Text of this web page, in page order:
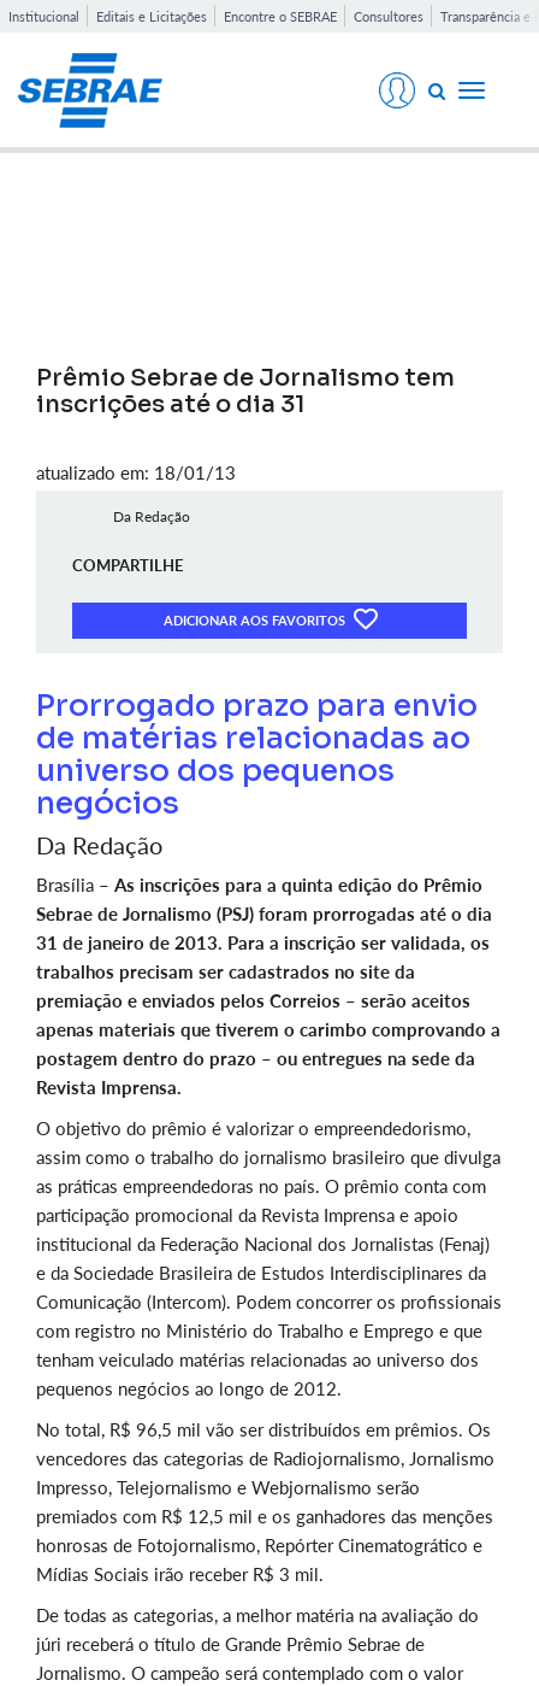
Institucional Editais e Licitações Encontre o SEBRAE Consultores Transparência e
Toggle
Prêmio Sebrae de Jornalismo tem
inscrições até o dia 31
atualizado em: 18/01/13
Da Redação
COMPARTILHE
ADICIONAR AOS FAVORITOS
Prorrogado prazo para envio
de matérias relacionadas ao
universo dos pequenos
negócios
Da Redação
Brasília – As inscrições para a quinta edição do Prêmio
Sebrae de Jornalismo (PSJ) foram prorrogadas até o dia
31 de janeiro de 2013. Para a inscrição ser validada, os
trabalhos precisam ser cadastrados no site da
premiação e enviados pelos Correios – serão aceitos
apenas materiais que tiverem o carimbo comprovando a
postagem dentro do prazo – ou entregues na sede da
Revista Imprensa.
O objetivo do prêmio é valorizar o empreendedorismo,
assim como o trabalho do jornalismo brasileiro que divulga
as práticas empreendedoras no país. O prêmio conta com
participação promocional da Revista Imprensa e apoio
institucional da Federação Nacional dos Jornalistas (Fenaj)
e da Sociedade Brasileira de Estudos Interdisciplinares da
Comunicação (Intercom). Podem concorrer os profissionais
com registro no Ministério do Trabalho e Emprego e que
tenham veiculado matérias relacionadas ao universo dos
pequenos negócios ao longo de 2012.
No total, R$ 96,5 mil vão ser distribuídos em prêmios. Os
vencedores das categorias de Radiojornalismo, Jornalismo
Impresso, Telejornalismo e Webjornalismo serão
premiados com R$ 12,5 mil e os ganhadores das menções
honrosas de Fotojornalismo, Repórter Cinematogrático e
Mídias Sociais irão receber R$ 3 mil.
De todas as categorias, a melhor matéria na avaliação do
júri receberá o título de Grande Prêmio Sebrae de
Jornalismo. O campeão será contemplado com o valor